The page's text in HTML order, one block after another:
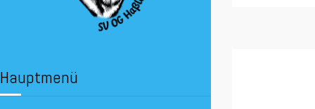
Hauptmenü